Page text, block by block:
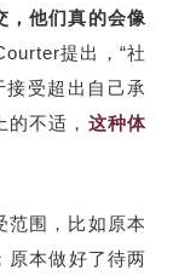
，他们真的会像
提出，“社
受超出自己承
不适， 这种体
范围，比如原本
原本做好了待两